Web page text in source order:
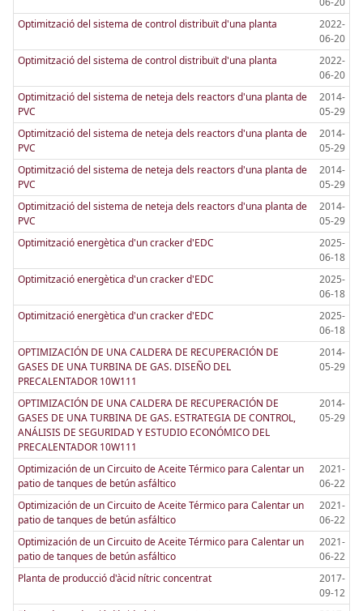
Optimització del sistema de control distribuït d'una planta
2022-
06-20
Optimització del sistema de control distribuït d'una planta
2022-
06-20
Optimització del sistema de neteja dels reactors d'una planta de
PVC
2014-
05-29
Optimització del sistema de neteja dels reactors d'una planta de
PVC
2014-
05-29
Optimització del sistema de neteja dels reactors d'una planta de
PVC
2014-
05-29
Optimització del sistema de neteja dels reactors d'una planta de
PVC
2014-
05-29
Optimització energètica d'un cracker d'EDC
2025-
06-18
Optimització energètica d'un cracker d'EDC
2025-
06-18
Optimització energètica d'un cracker d'EDC
2025-
06-18
OPTIMIZACIÓN DE UNA CALDERA DE RECUPERACIÓN DE
GASES DE UNA TURBINA DE GAS. DISEÑO DEL
PRECALENTADOR 10W111
2014-
05-29
OPTIMIZACIÓN DE UNA CALDERA DE RECUPERACIÓN DE
GASES DE UNA TURBINA DE GAS. ESTRATEGIA DE CONTROL,
ANÁLISIS DE SEGURIDAD Y ESTUDIO ECONÓMICO DEL
PRECALENTADOR 10W111
2014-
05-29
Optimización de un Circuito de Aceite Térmico para Calentar un
patio de tanques de betún asfáltico
2021-
06-22
Optimización de un Circuito de Aceite Térmico para Calentar un
patio de tanques de betún asfáltico
2021-
06-22
Optimización de un Circuito de Aceite Térmico para Calentar un
patio de tanques de betún asfáltico
2021-
06-22
Planta de producció d'àcid nítric concentrat
2017-
09-12